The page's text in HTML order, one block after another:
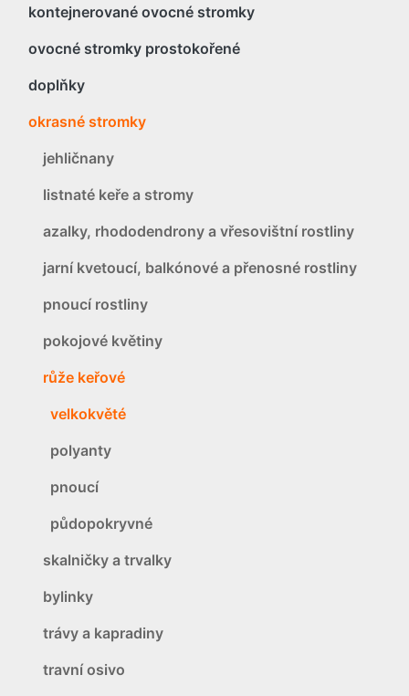
kontejnerované ovocné stromky
ovocné stromky prostokořené
doplňky
okrasné stromky
jehličnany
listnaté keře a stromy
azalky, rhododendrony a vřesovištní rostliny
jarní kvetoucí, balkónové a přenosné rostliny
pnoucí rostliny
pokojové květiny
růže keřové
velkokvěté
polyanty
pnoucí
půdopokryvné
skalničky a trvalky
bylinky
trávy a kapradiny
travní osivo